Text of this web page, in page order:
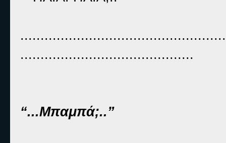
...........................................
“...Μπαμπά;..”